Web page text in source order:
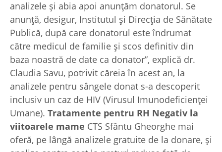
analizele și abia apoi anunțăm donatorul. Se
anunță, desigur, Institutul și Direcția de Sănătate
Publică, după care donatorul este îndrumat
către medicul de familie și scos definitiv din
baza noastră de date ca donator”, explică dr.
Claudia Savu, potrivit căreia în acest an, la
analizele pentru sângele donat s-a descoperit
inclusiv un caz de HIV (Virusul Imunodeficienței
Umane). Tratamente pentru RH Negativ la
viitoarele mame CTS Sfântu Gheorghe mai
oferă, pe lângă analizele gratuite de la donare, și